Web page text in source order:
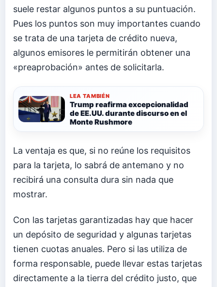
suele restar algunos puntos a su puntuación.
Pues los puntos son muy importantes cuando
se trata de una tarjeta de crédito nueva,
algunos emisores le permitirán obtener una
«preaprobación» antes de solicitarla.
LEA TAMBIÉN
Trump reafirma excepcionalidad
de EE.UU. durante discurso en el
Monte Rushmore
La ventaja es que, si no reúne los requisitos
para la tarjeta, lo sabrá de antemano y no
recibirá una consulta dura sin nada que
mostrar.
Con las tarjetas garantizadas hay que hacer
un depósito de seguridad y algunas tarjetas
tienen cuotas anuales. Pero si las utiliza de
forma responsable, puede llevar estas tarjetas
directamente a la tierra del crédito justo, que